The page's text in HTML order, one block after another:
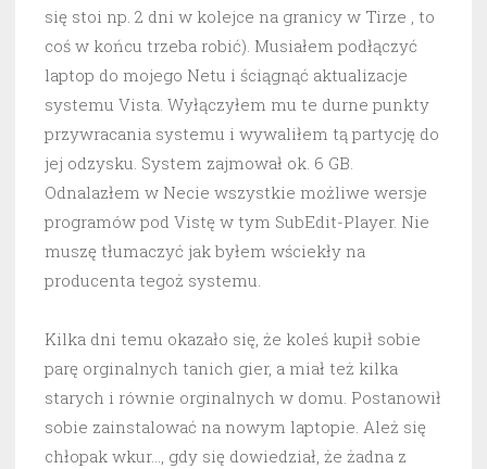
się stoi np. 2 dni w kolejce na granicy w Tirze , to
coś w końcu trzeba robić). Musiałem podłączyć
laptop do mojego Netu i ściągnąć aktualizacje
systemu Vista. Wyłączyłem mu te durne punkty
przywracania systemu i wywaliłem tą partycję do
jej odzysku. System zajmował ok. 6 GB.
Odnalazłem w Necie wszystkie możliwe wersje
programów pod Vistę w tym SubEdit-Player. Nie
muszę tłumaczyć jak byłem wściekły na
producenta tegoż systemu.
Kilka dni temu okazało się, że koleś kupił sobie
parę orginalnych tanich gier, a miał też kilka
starych i równie orginalnych w domu. Postanowił
sobie zainstalować na nowym laptopie. Ależ się
chłopak wkur…, gdy się dowiedział, że żadna z